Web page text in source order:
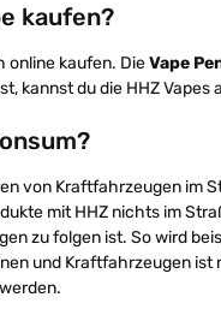
kaufen?
online kaufen. DieVape
kannst du die HHZ Vapes
von Kraftfahrzeugen im
mit HHZ nichts im
zu folgen ist. So wird
und Kraftfahrzeugen